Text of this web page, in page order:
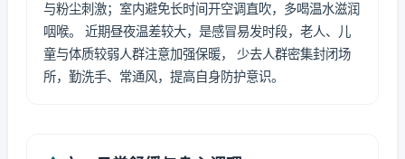
与粉尘刺激；室内避免长时间开空调直吹，多喝温水滋润
咽喉。 近期昼夜温差较大，是感冒易发时段，老人、儿
童与体质较弱人群注意加强保暖， 少去人群密集封闭场
所，勤洗手、常通风，提高自身防护意识。